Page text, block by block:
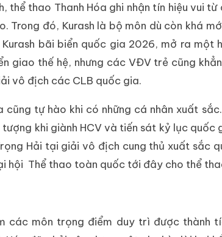
thể thao Thanh Hóa ghi nhận tín hiệu vui
Trong đó, Kurash là bộ môn dù còn khá
bãi biển quốc gia 2026, mở ra một
giao thế hệ, nhưng các VĐV trẻ cũng
vô địch các CLB quốc gia.
cũng tự hào khi có những cá nhân xuất
khi giành HCV và tiến sát kỷ lục
Hải tại giải vô địch cung thủ xuất sắc
hội Thể thao toàn quốc tới đây cho thể
các môn trọng điểm duy trì được thành